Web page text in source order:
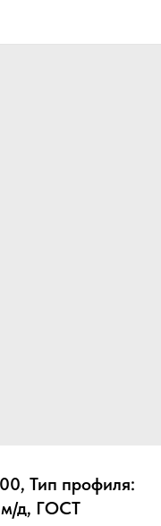
Тип профиля:
м/д, ГОСТ